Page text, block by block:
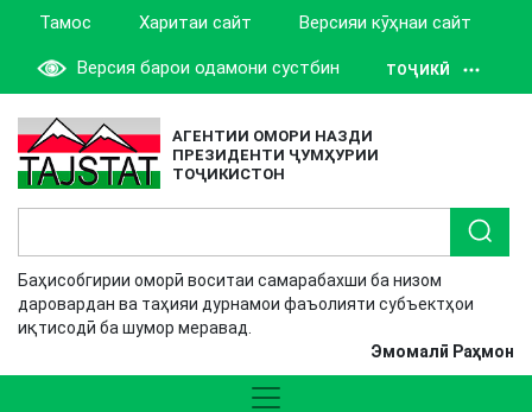
Тамос Харитаи сайт Версияи кӯҳнаи сайт
Версия барои одамони сустбин ТОҶИКӢ
АГЕНТИИ ОМОРИ НАЗДИ
ПРЕЗИДЕНТИ ҶУМҲУРИИ
ТОҶИКИСТОН
Баҳисобгирии оморӣ воситаи самарабахши ба низом
даровардан ва таҳияи дурнамои фаъолияти субъектҳои
иқтисодӣ ба шумор меравад.
Эмомалӣ Раҳмон